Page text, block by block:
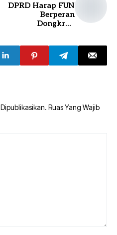
DPRD Harap FUN
Berperan
Dongkrak
Melalui Peran
UMKM
Ruas Yang Wajib